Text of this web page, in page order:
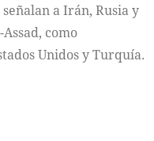
a Irán, Rusia y
como
Unidos y Turquía.